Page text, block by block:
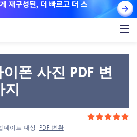
폰 사진 PDF 변
지
데이트 대상 PDF 변환